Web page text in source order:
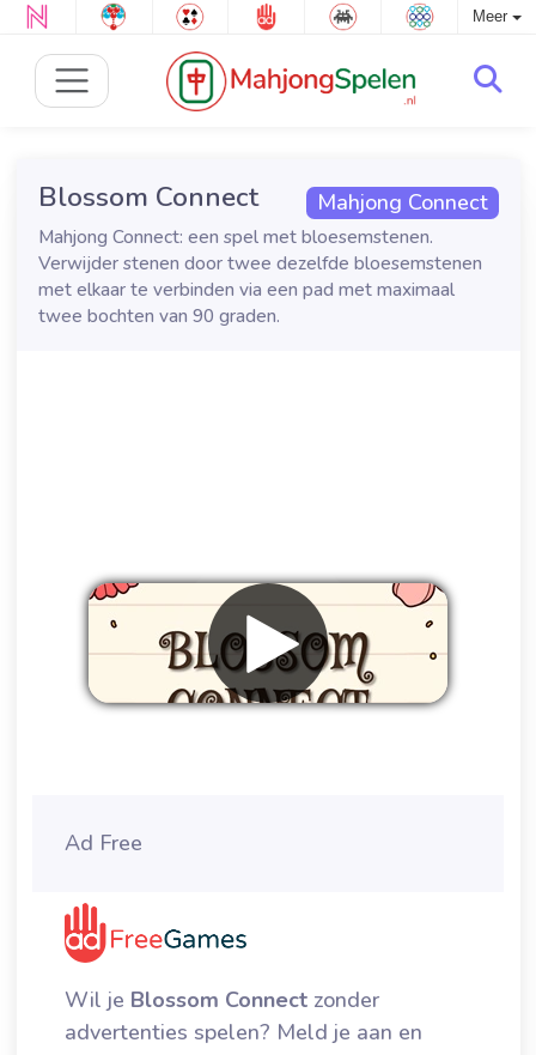
Meer
Mahjong Connect
Blossom Connect
Mahjong Connect: een spel met bloesemstenen.
Verwijder stenen door twee dezelfde bloesemstenen
met elkaar te verbinden via een pad met maximaal
twee bochten van 90 graden.
Ad Free
Wil je Blossom Connect zonder
advertenties spelen? Meld je aan en